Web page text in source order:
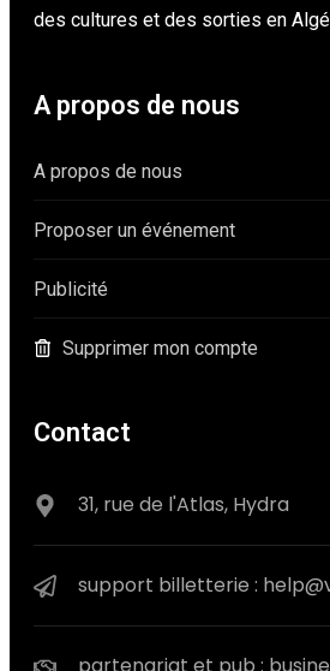
des cultures et des sorties en
A propos de nous
A propos de nous
Proposer un événement
Publicité
Supprimer mon compte
Contact
31, rue de l'Atlas, Hydra
support billetterie :